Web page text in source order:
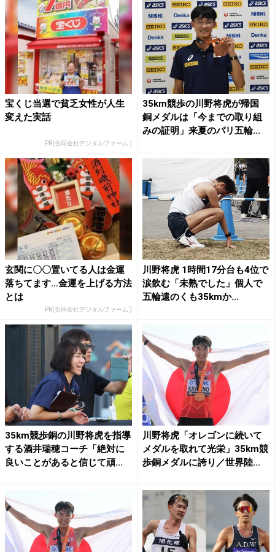
宝くじ当選で貧乏女性が人生
変えた実話
PR(合同会社デジタルファーム )
35km競歩の川野将虎が帰国
銅メダルは「今までの取り組
みの証明」来夏のパリ五輪...
玄関に〇〇置いてる人は金運
落ちてます…金運を上げる方法
とは
PR(合同会社デジタルファーム )
川野将虎 1時間17分台も4位で
涙飲む「未熟でした」個人で
五輪遠のくも35kmか...
35km競歩銅の川野将虎を指導
する酒井瑞穂コーチ「絶対に
良いことがあると信じて頑...
川野将虎「オレゴンに続いて
メダルを取れて光栄」35km競
歩銅メダルに誇り／世界陸...